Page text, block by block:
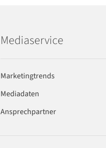
Mediaservice
Marketingtrends
Mediadaten
Ansprechpartner